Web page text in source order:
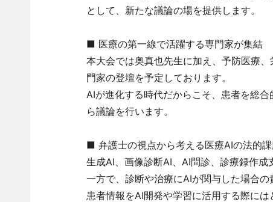
として、新たな議論の場を提供します。
■ 医療の第一線で活躍する専門家が集結
本大会では奥真也先生に加え、予防医療
門家の登壇を予定しております。
AIが進化する時代だからこそ、患者を総
ら議論を行います。
■ 弁護士の視点から考える医療AIの法的
生成AI、画像診断AI、AI問診、診療録作成
一方で、診断や治療にAIが関与した場合の
患者情報をAI開発や学習に活用する際には